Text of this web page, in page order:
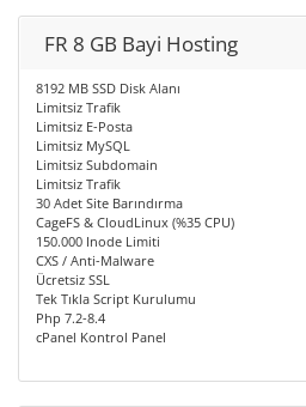
FR 8 GB Bayi Hosting
8192 MB SSD Disk Alanı
Limitsiz Trafik
Limitsiz E-Posta
Limitsiz MySQL
Limitsiz Subdomain
Limitsiz Trafik
30 Adet Site Barındırma
CageFS & CloudLinux (%35 CPU)
150.000 Inode Limiti
CXS / Anti-Malware
Ücretsiz SSL
Tek Tıkla Script Kurulumu
Php 7.2-8.4
cPanel Kontrol Panel